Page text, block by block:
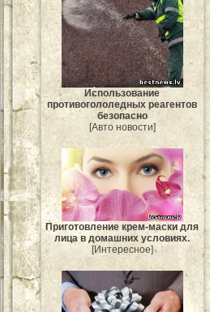
Использование
противогололедных реагентов
безопасно
[Авто новости]
Приготовление крем-маски для
лица в домашних условиях.
[Интересное]